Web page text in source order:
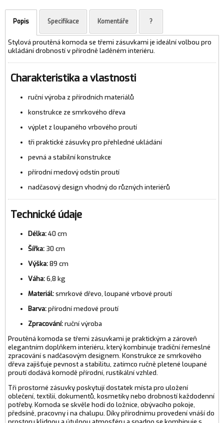
Popis Specifikace Komentáře ?
Stylová proutěná komoda se třemi zásuvkami je ideální volbou pro
ukládání drobností v přírodně laděném interiéru.
Charakteristika a vlastnosti
ruční výroba z přírodních materiálů
konstrukce ze smrkového dřeva
výplet z loupaného vrbového proutí
tři praktické zásuvky pro přehledné ukládání
pevná a stabilní konstrukce
přírodní medový odstín proutí
nadčasový design vhodný do různých interiérů
Technické údaje
Délka:40 cm
Šířka: 30 cm
Výška:89 cm
Váha:6,8 kg
Materiál:smrkové dřevo, loupané vrbové proutí
Barva:přírodní medové proutí
Zpracování:ruční výroba
Proutěná komoda se třemi zásuvkami je praktickým a zároveň
elegantním doplňkem interiéru, který kombinuje tradiční řemeslné
zpracování s nadčasovým designem. Konstrukce ze smrkového
dřeva zajišťuje pevnost a stabilitu, zatímco ručně pletené loupané
proutí dodává komodě přírodní, rustikální vzhled.
Tři prostorné zásuvky poskytují dostatek místa pro uložení
oblečení, textilií, dokumentů, kosmetiky nebo drobností každodenní
potřeby. Komoda se skvěle hodí do ložnice, obývacího pokoje,
předsíně, pracovny i na chalupu. Díky přírodnímu provedení vnáší do